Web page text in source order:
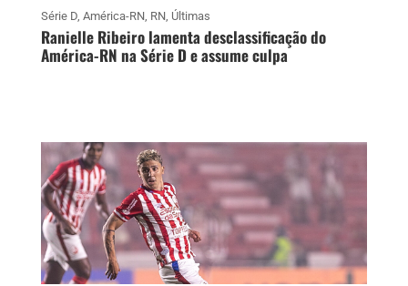
Série D, América-RN, RN, Últimas
Ranielle Ribeiro lamenta desclassificação do
América-RN na Série D e assume culpa